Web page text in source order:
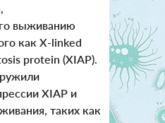
выживанию
как X-linked
protein (XIAP).
XIAP и
таких как